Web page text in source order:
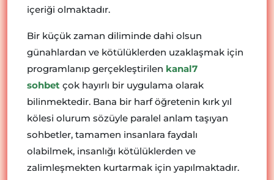
içeriği olmaktadır.
Bir küçük zaman diliminde dahi olsun
günahlardan ve kötülüklerden uzaklaşmak için
programlanıp gerçekleştirilen kanal7
sohbet çok hayırlı bir uygulama olarak
bilinmektedir. Bana bir harf öğretenin kırk yıl
kölesi olurum sözüyle paralel anlam taşıyan
sohbetler, tamamen insanlara faydalı
olabilmek, insanlığı kötülüklerden ve
zalimleşmekten kurtarmak için yapılmaktadır.